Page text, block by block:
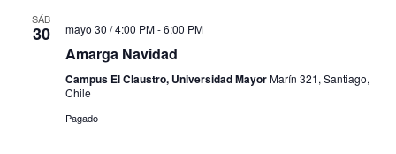
SÁB
30 mayo 30 / 4:00 PM-6:00 PM
Amarga Navidad
Campus El Claustro, Universidad MayorMarín 321, Santiago,
Chile
Pagado